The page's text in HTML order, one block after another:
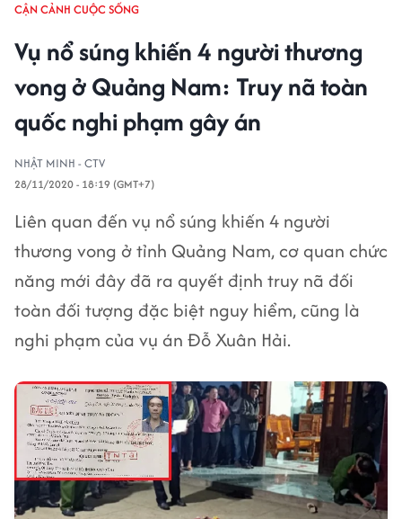
CẬN CẢNH CUỘC SỐNG
Vụ nổ súng khiến 4 người thương
vong ở Quảng Nam: Truy nã toàn
quốc nghi phạm gây án
NHẬT MINH - CTV
28/11/2020 - 18:19 (GMT+7)
Liên quan đến vụ nổ súng khiến 4 người
thương vong ở tỉnh Quảng Nam, cơ quan chức
năng mới đây đã ra quyết định truy nã đối
toàn đối tượng đặc biệt nguy hiểm, cũng là
nghi phạm của vụ án Đỗ Xuân Hải.